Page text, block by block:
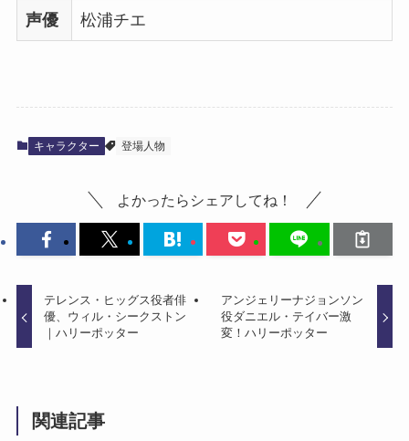
声優 松浦チエ
キャラクター 登場人物
よかったらシェアしてね！
テレンス・ヒッグス役者俳
優、ウィル・シークストン
｜ハリーポッター
アンジェリーナジョンソン
役ダニエル・テイバー激
変！ハリーポッター
関連記事